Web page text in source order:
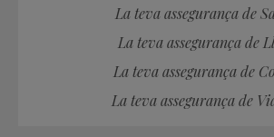
La teva assegurança de
La teva assegurança de
La teva assegurança de
La teva assegurança de